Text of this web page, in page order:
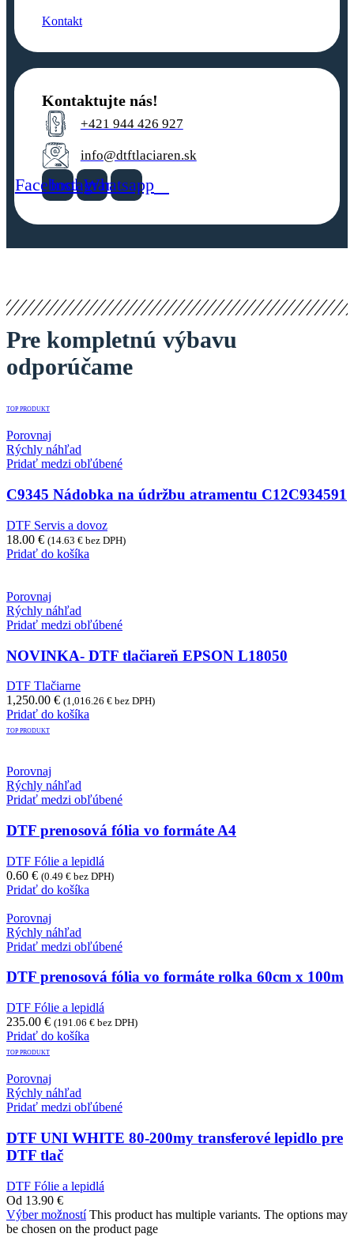
Kontakt
Kontaktujte nás!
+421 944 426 927
info@dtftlaciaren.sk
FacebookInstagramWhatsapp
Pre kompletnú výbavu
odporúčame
TOP PRODUKT
Porovnaj
Rýchly náhľad
Pridať medzi obľúbené
C9345 Nádobka na údržbu atramentu C12C934591
DTF Servis a dovoz
18.00 € (14.63 € bez DPH)
Pridať do košíka
Porovnaj
Rýchly náhľad
Pridať medzi obľúbené
NOVINKA- DTF tlačiareň EPSON L18050
DTF Tlačiarne
1,250.00 € (1,016.26 € bez DPH)
Pridať do košíka
TOP PRODUKT
Porovnaj
Rýchly náhľad
Pridať medzi obľúbené
DTF prenosová fólia vo formáte A4
DTF Fólie a lepidlá
0.60 € (0.49 € bez DPH)
Pridať do košíka
Porovnaj
Rýchly náhľad
Pridať medzi obľúbené
DTF prenosová fólia vo formáte rolka 60cm x 100m
DTF Fólie a lepidlá
235.00 € (191.06 € bez DPH)
Pridať do košíka
TOP PRODUKT
Porovnaj
Rýchly náhľad
Pridať medzi obľúbené
DTF UNI WHITE 80-200my transferové lepidlo pre
DTF tlač
DTF Fólie a lepidlá
Od 13.90 €
Výber možnostíThis product has multiple variants. The options may
be chosen on the product page